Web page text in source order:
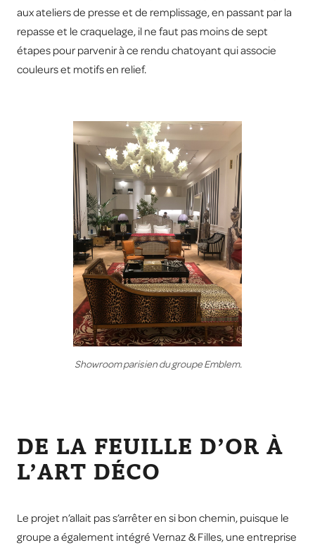
aux ateliers de presse et de remplissage, en passant par la
repasse et le craquelage, il ne faut pas moins de sept
étapes pour parvenir à ce rendu chatoyant qui associe
couleurs et motifs en relief.
Showroom parisien du groupe Emblem.
DE LA FEUILLE D’OR À
L’ART DÉCO
Le projet n’allait pas s’arrêter en si bon chemin, puisque le
groupe a également intégré Vernaz & Filles, une entreprise